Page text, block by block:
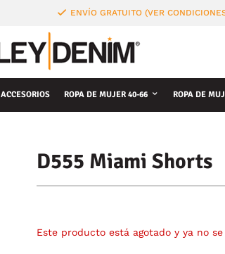
ENVÍO GRATUITO (VER
ACCESORIOS ROPA DE MUJER 40-66 ROPA DE
D555 Miami Shorts
Este producto está agotado y ya no